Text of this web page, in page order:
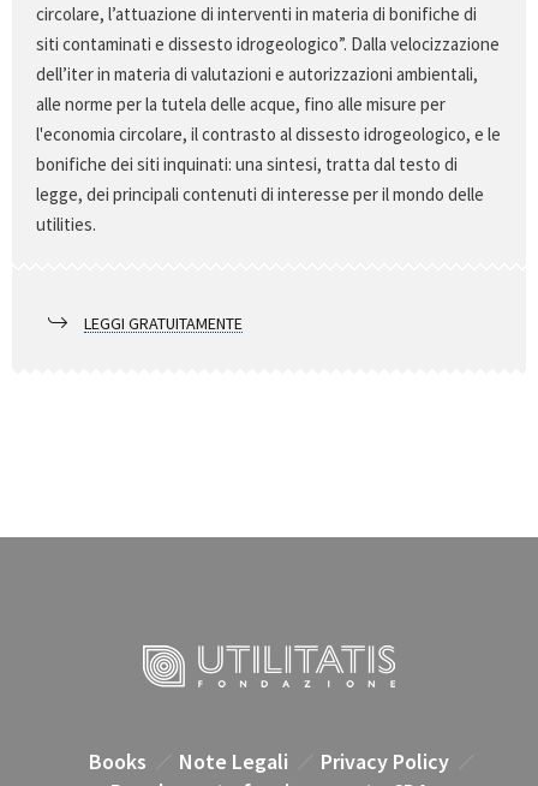
circolare, l’attuazione di interventi in materia di bonifiche di
siti contaminati e dissesto idrogeologico”. Dalla velocizzazione
dell’iter in materia di valutazioni e autorizzazioni ambientali,
alle norme per la tutela delle acque, fino alle misure per
l'economia circolare, il contrasto al dissesto idrogeologico, e le
bonifiche dei siti inquinati: una sintesi, tratta dal testo di
legge, dei principali contenuti di interesse per il mondo delle
utilities.
LEGGI GRATUITAMENTE
Books Note Legali
Privacy Policy